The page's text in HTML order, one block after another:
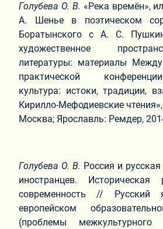
Голубева О. В. «Река времён»,
А. Шенье в поэтическом
Боратынского с А. С.
художественное
литературы: материалы
практической
культура: истоки, традиции,
Кирилло-Мефодиевские
Москва; Ярославль: Ремдер,
Голубева О. В. Россия и
иностранцев. Историческая
современность //
европейском
(проблемы межкультурного